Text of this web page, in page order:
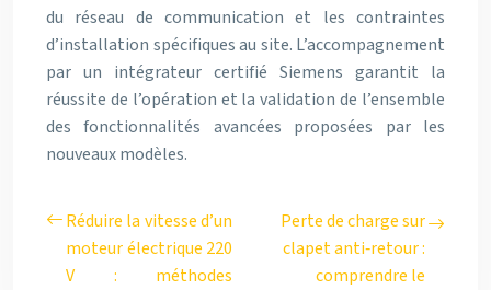
du réseau de communication et les contraintes
d’installation spécifiques au site. L’accompagnement
par un intégrateur certifié Siemens garantit la
réussite de l’opération et la validation de l’ensemble
des fonctionnalités avancées proposées par les
nouveaux modèles.
Réduire la vitesse d’un
moteur électrique 220
V : méthodes
Perte de charge sur
clapet anti‑retour :
comprendre le